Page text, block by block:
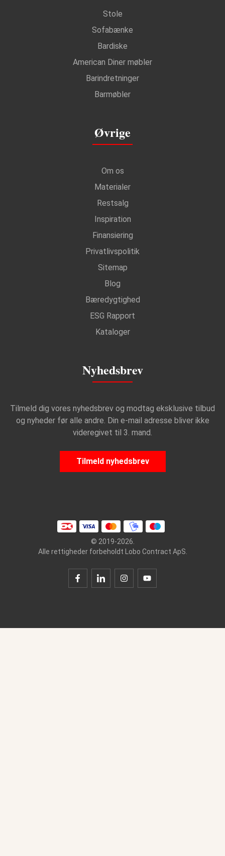
Stole
Sofabænke
Bardiske
American Diner møbler
Barindretninger
Barmøbler
Øvrige
Om os
Materialer
Restsalg
Inspiration
Finansiering
Privatlivspolitik
Sitemap
Blog
Bæredygtighed
ESG Rapport
Kataloger
Nyhedsbrev
Tilmeld dig vores nyhedsbrev og modtag eksklusive tilbud
og nyheder før alle andre. Din e-mail adresse bliver ikke
videregivet til 3. mand.
Tilmeld nyhedsbrev
© 2019-2026.
Alle rettigheder forbeholdt Lobo Contract ApS.